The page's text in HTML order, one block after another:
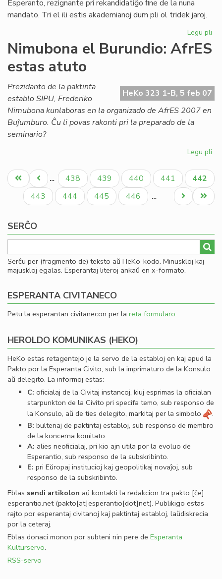
Esperanto, rezignante pri rekandidatiĝo ﬁne de la nuna
mandato. Tri el ili estis akademianoj dum pli ol tridek jaroj.
Legu pli
Nimubona el Burundio: AfrES
estas atuto
HeKo 323 1-B, 5 feb 07
Prezidanto de la paktinta
establo SIPU, Frederiko
Nimubona kunlaboras en la organizado de AfrES 2007 en
Buĵumburo. Ĉu li povas rakonti pri la preparado de la
seminario?
Legu pli
el
Pagination
Unua
paĝo
Antaŭa
paĝo
… Paĝo
438 Paĝo
439 Paĝo
440 Paĝo
441
Aktuala
paĝo
442
Paĝo
443 Paĝo
444 Paĝo
445 Paĝo
446 …
Last
page
Next
page
SERĈO
Serĉu per (fragmento de) teksto aŭ HeKo-kodo. Minuskloj kaj
majuskloj egalas. Esperantaj literoj ankaŭ en x-formato.
ESPERANTA CIVITANECO
Petu la esperantan civitanecon per la reta formularo.
HEROLDO KOMUNIKAS (HEKO)
HeKo estas retagentejo je la servo de la establoj en kaj apud la
Pakto por la Esperanta Civito, sub la imprimaturo de la Konsulo
aŭ delegito. La informoj estas:
C: oﬁcialaj de la Civitaj instancoj, kiuj esprimas la oﬁcialan
starpunkton de la Civito pri specifa temo, sub responso de
la Konsulo, aŭ de ties delegito, markitaj per la simbolo
.
B: bultenaj de paktintaj establoj, sub responso de membro
de la koncerna komitato.
A: alies neoﬁcialaj, pri kio ajn utila por la evoluo de
Esperantio, sub responso de la subskribinto.
E: pri Eŭropaj institucioj kaj geopolitikaj novaĵoj, sub
responso de la subskribinto.
Eblas sendi artikolon aŭ kontakti la redakcion tra pakto [ĉe]
esperantio.net(pakto[at]esperantio[dot]net). Publikigo estas
rajto por esperantaj civitanoj kaj paktintaj establoj, laŭdiskrecia
por la ceteraj.
Eblas donaci monon por subteni nin pere de Esperanta
Kulturservo.
RSS-servo